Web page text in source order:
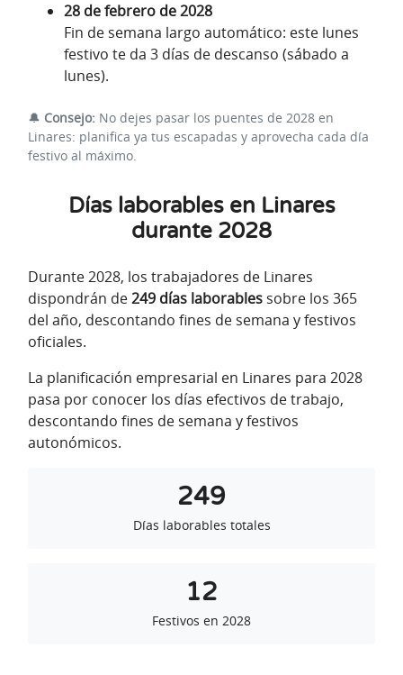
28 de febrero de 2028
Fin de semana largo automático: este lunes
festivo te da 3 días de descanso (sábado a
lunes).
🔔 Consejo: No dejes pasar los puentes de 2028 en
Linares: planifica ya tus escapadas y aprovecha cada día
festivo al máximo.
Días laborables en Linares
durante 2028
Durante 2028, los trabajadores de Linares
dispondrán de249 días laborables sobre los 365
del año, descontando fines de semana y festivos
oficiales.
La planificación empresarial en Linares para 2028
pasa por conocer los días efectivos de trabajo,
descontando fines de semana y festivos
autonómicos.
249
Días laborables totales
12
Festivos en 2028